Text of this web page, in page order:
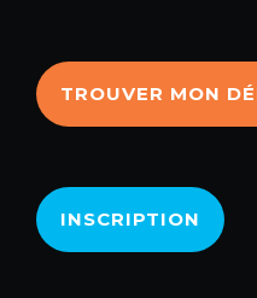
TROUVER MON
INSCRIPTION